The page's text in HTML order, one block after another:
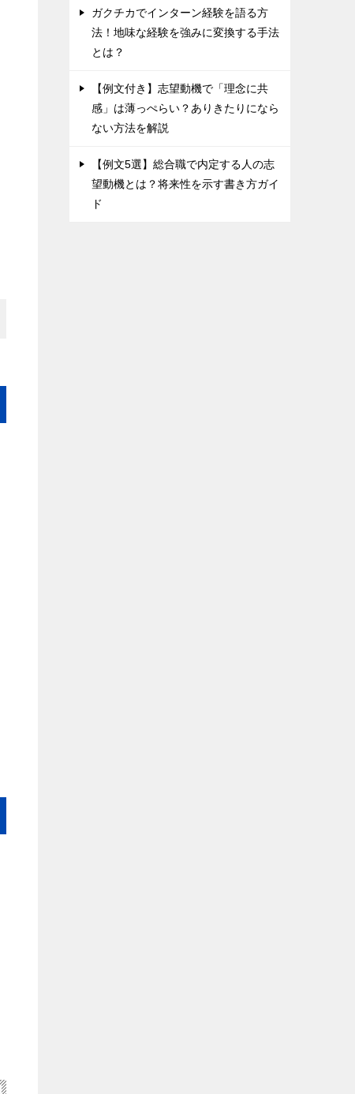
ガクチカでインターン経験を語る方
法！地味な経験を強みに変換する手法
とは？
【例文付き】志望動機で「理念に共
感」は薄っぺらい？ありきたりになら
ない方法を解説
【例文5選】総合職で内定する人の志
望動機とは？将来性を示す書き方ガイ
ド